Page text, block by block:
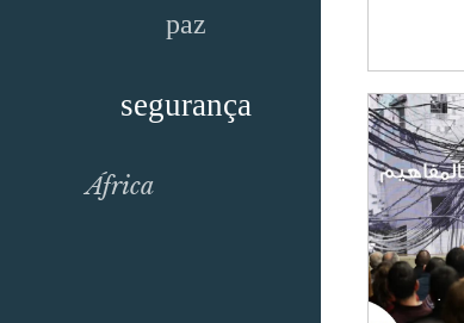
paz
segurança
África